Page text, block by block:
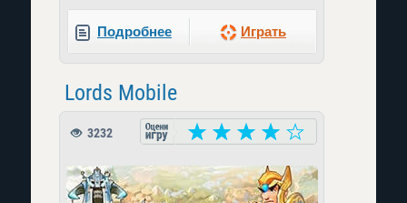
Подробнее Играть
Lords Mobile
3232